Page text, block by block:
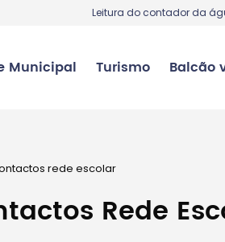
Leitura do contador da
Municipal Turismo Balcão
rede escolar
Rede